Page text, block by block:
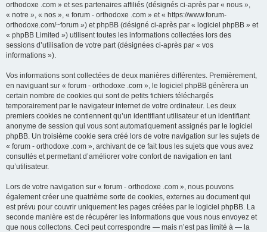
orthodoxe .com » et ses partenaires affiliés (désignés ci-après par « nous »,
« notre », « nos », « forum - orthodoxe .com » et « https://www.forum-
orthodoxe.com/~forum ») et phpBB (désigné ci-après par « logiciel phpBB » et
« phpBB Limited ») utilisent toutes les informations collectées lors des
sessions d’utilisation de votre part (désignées ci-après par « vos
informations »).
Vos informations sont collectées de deux manières différentes. Premièrement,
en naviguant sur « forum - orthodoxe .com », le logiciel phpBB génèrera un
certain nombre de cookies qui sont de petits fichiers téléchargés
temporairement par le navigateur internet de votre ordinateur. Les deux
premiers cookies ne contiennent qu’un identifiant utilisateur et un identifiant
anonyme de session qui vous sont automatiquement assignés par le logiciel
phpBB. Un troisième cookie sera créé lors de votre navigation sur les sujets de
« forum - orthodoxe .com », archivant de ce fait tous les sujets que vous avez
consultés et permettant d’améliorer votre confort de navigation en tant
qu’utilisateur.
Lors de votre navigation sur « forum - orthodoxe .com », nous pouvons
également créer une quatrième sorte de cookies, externes au document qui
est prévu pour couvrir uniquement les pages créées par le logiciel phpBB. La
seconde manière est de récupérer les informations que vous nous envoyez et
que nous collectons. Ceci peut correspondre — mais n’est pas limité à — la